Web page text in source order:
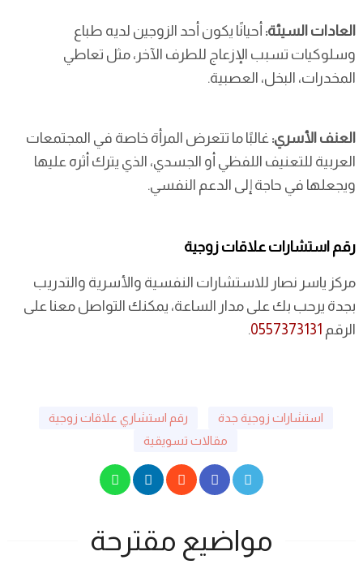
العادات السيئة:أحيانًا يكون أحد الزوجين لديه طباع
وسلوكيات تسبب الإزعاج للطرف الآخر، مثل تعاطي
المخدرات، البخل، العصبية.
العنف الأسري:غالبًا ما تتعرض المرأة خاصة في المجتمعات
العربية للتعنيف اللفظي أو الجسدي، الذي يترك أثره عليها
ويجعلها في حاجة إلى الدعم النفسي.
رقم استشارات علاقات زوجية
مركز ياسر نصار للاستشارات النفسية والأسرية والتدريب
بجدة يرحب بك على مدار الساعة، يمكنك التواصل معنا على
الرقم0557373131
.
استشارات زوجية جدة
رقم استشاري علاقات زوجية
مقالات تسويقية
مواضيع مقترحة